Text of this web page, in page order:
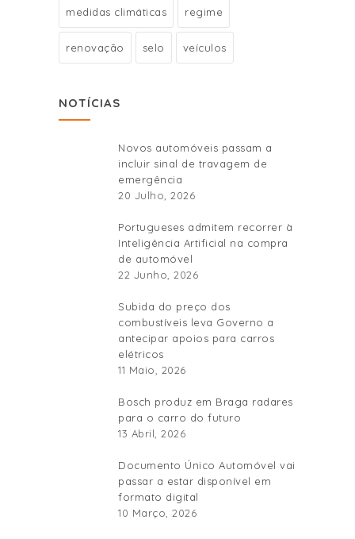
medidas climáticas regime
renovação selo veículos
NOTÍCIAS
Novos automóveis passam a
incluir sinal de travagem de
emergência
20 Julho, 2026
Portugueses admitem recorrer à
Inteligência Artificial na compra
de automóvel
22 Junho, 2026
Subida do preço dos
combustíveis leva Governo a
antecipar apoios para carros
elétricos
11 Maio, 2026
Bosch produz em Braga radares
para o carro do futuro
13 Abril, 2026
Documento Único Automóvel vai
passar a estar disponível em
formato digital
10 Março, 2026